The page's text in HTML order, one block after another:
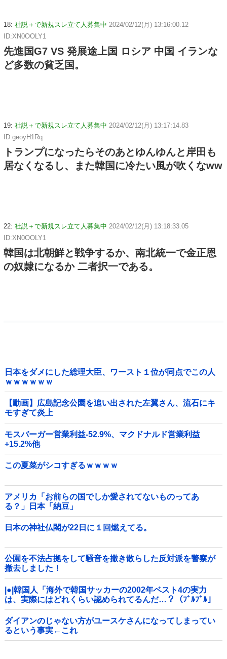
18: 社説＋で新規スレ立て人募集中 2024/02/12(月) 13:16:00.12
ID:XN0OOLY1
先進国G7 VS 発展途上国 ロシア 中国 イランな
ど多数の貧乏国。
19: 社説＋で新規スレ立て人募集中 2024/02/12(月) 13:17:14.83
ID:geoyH1Rq
トランプになったらそのあとゆんゆんと岸田も
居なくなるし、また韓国に冷たい風が吹くなww
22: 社説＋で新規スレ立て人募集中 2024/02/12(月) 13:18:33.05
ID:XN0OOLY1
韓国は北朝鮮と戦争するか、南北統一で金正恩
の奴隷になるか 二者択一である。
日本をダメにした総理大臣、ワースト１位が同点でこの人
ｗｗｗｗｗｗ
【動画】広島記念公園を追い出された左翼さん、流石にキ
モすぎて炎上
モスバーガー営業利益-52.9%、マクドナルド営業利益
+15.2%他
この夏菜がシコすぎるｗｗｗｗ
アメリカ「お前らの国でしか愛されてないものってあ
る？」日本「納豆」
日本の神社仏閣が22日に１回燃えてる。
公園を不法占拠をして騒音を撒き散らした反対派を警察が
撤去しました！
|●|韓国人「海外で韓国サッカーの2002年ベスト4の実力
は、実際にはどれくらい認められてるんだ…？（ﾌﾞﾙﾌﾞﾙ」
＝韓国の反応
ダイアンのじゃない方がユースケさんになってしまってい
るという事実←これ